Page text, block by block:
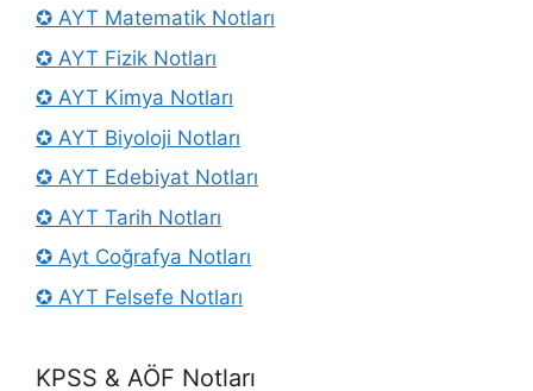
✪ AYT Matematik Notları
✪ AYT Fizik Notları
✪ AYT Kimya Notları
✪ AYT Biyoloji Notları
✪ AYT Edebiyat Notları
✪ AYT Tarih Notları
✪ Ayt Coğrafya Notları
✪ AYT Felsefe Notları
KPSS & AÖF Notları